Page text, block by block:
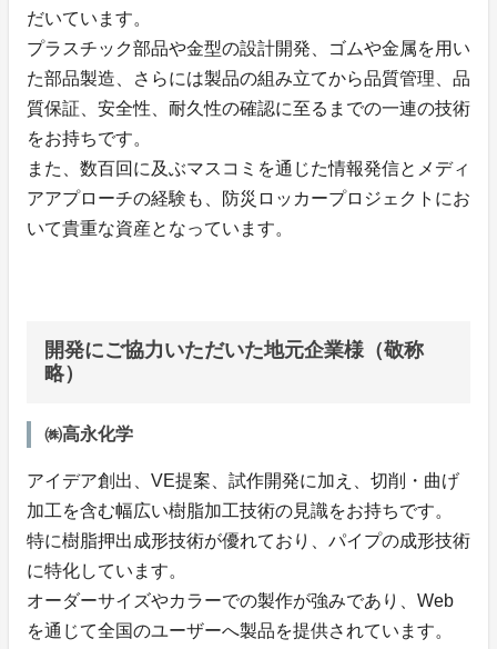
だいています。
プラスチック部品や金型の設計開発、ゴムや金属を用い
た部品製造、さらには製品の組み立てから品質管理、品
質保証、安全性、耐久性の確認に至るまでの一連の技術
をお持ちです。
また、数百回に及ぶマスコミを通じた情報発信とメディ
アアプローチの経験も、防災ロッカープロジェクトにお
いて貴重な資産となっています。
開発にご協力いただいた地元企業様（敬称
略）
㈱高永化学
アイデア創出、VE提案、試作開発に加え、切削・曲げ
加工を含む幅広い樹脂加工技術の見識をお持ちです。
特に樹脂押出成形技術が優れており、パイプの成形技術
に特化しています。
オーダーサイズやカラーでの製作が強みであり、Web
を通じて全国のユーザーへ製品を提供されています。